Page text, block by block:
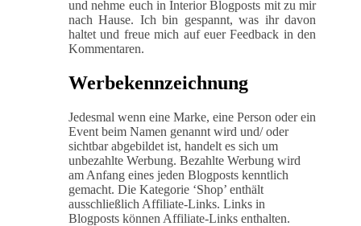
und nehme euch in Interior Blogposts mit zu mir
nach Hause. Ich bin gespannt, was ihr davon
haltet und freue mich auf euer Feedback in den
Kommentaren.
Werbekennzeichnung
Jedesmal wenn eine Marke, eine Person oder ein
Event beim Namen genannt wird und/ oder
sichtbar abgebildet ist, handelt es sich um
unbezahlte Werbung. Bezahlte Werbung wird
am Anfang eines jeden Blogposts kenntlich
gemacht. Die Kategorie ‘Shop’ enthält
ausschließlich Affiliate-Links. Links in
Blogposts können Affiliate-Links enthalten.